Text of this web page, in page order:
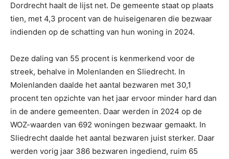
Dordrecht haalt de lijst net. De gemeente staat op plaats
tien, met 4,3 procent van de huiseigenaren die bezwaar
indienden op de schatting van hun woning in 2024.
Deze daling van 55 procent is kenmerkend voor de
streek, behalve in Molenlanden en Sliedrecht. In
Molenlanden daalde het aantal bezwaren met 30,1
procent ten opzichte van het jaar ervoor minder hard dan
in de andere gemeenten. Daar werden in 2024 op de
WOZ-waarden van 692 woningen bezwaar gemaakt. In
Sliedrecht daalde het aantal bezwaren juist sterker. Daar
werden vorig jaar 386 bezwaren ingediend, ruim 65